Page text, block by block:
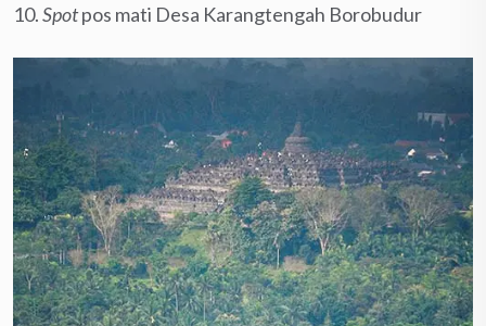
10.Spotpos mati Desa Karangtengah Borobudur